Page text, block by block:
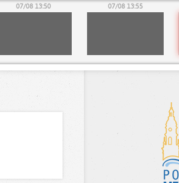
07/08 13:50 07/08 13:55